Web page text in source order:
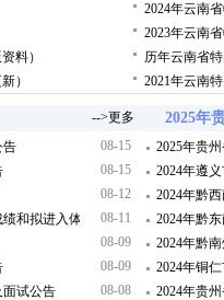
2024年云南
2023年云南
料）
历年云南省
）
2021年云南
-->更多
告
08-15
08-15
08-12
和拟进入体检考察环节人员公示
08-11
08-09
08-09
面试公告
08-08
2025年
2025年贵
2024年遵
2024年黔
2024年黔
2024年黔
2024年铜
2024年贵